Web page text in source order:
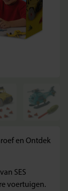
en Ontdek
SES
voertuigen.